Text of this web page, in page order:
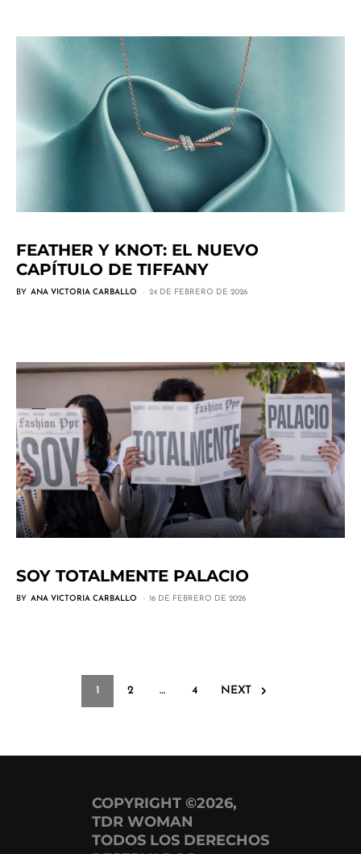
FEATHER Y KNOT: EL NUEVO
CAPÍTULO DE TIFFANY
BY ANA VICTORIA CARBALLO 24 DE FEBRERO DE 2026
SOY TOTALMENTE PALACIO
BY ANA VICTORIA CARBALLO 16 DE FEBRERO DE 2026
1 2 … 4 NEXT
COPYRIGHT ©2026,
TDR WOMAN
TODOS LOS DERECHOS